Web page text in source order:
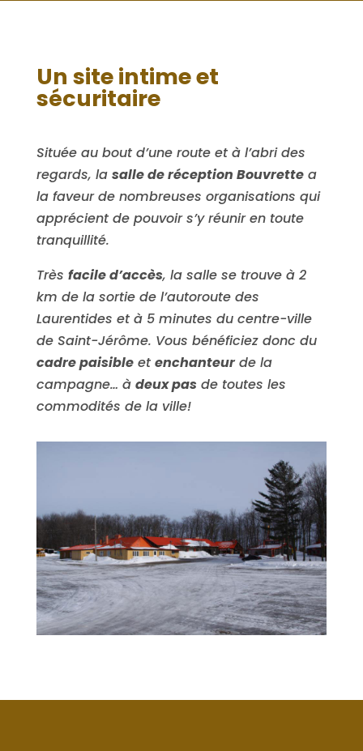
Un site intime et
sécuritaire
Située au bout d’une route et à l’abri des
regards, la salle de réception Bouvrettea
la faveur de nombreuses organisations qui
apprécient de pouvoir s’y réunir en toute
tranquillité.
Très facile d’accès, la salle se trouve à 2
km de la sortie de l’autoroute des
Laurentides et à 5 minutes du centre-ville
de Saint-Jérôme. Vous bénéficiez donc du
cadre paisibleet enchanteurde la
campagne… à deux pasde toutes les
commodités de la ville!